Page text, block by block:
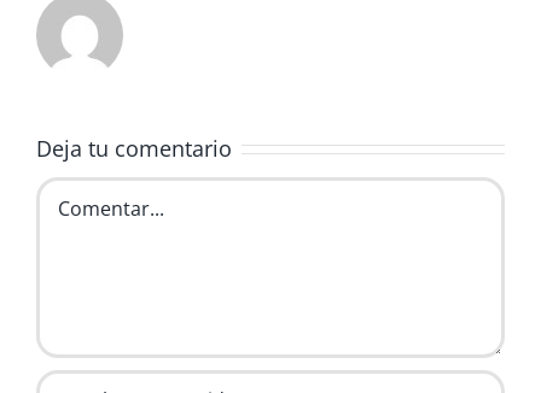
Deja tu comentario
Comentar